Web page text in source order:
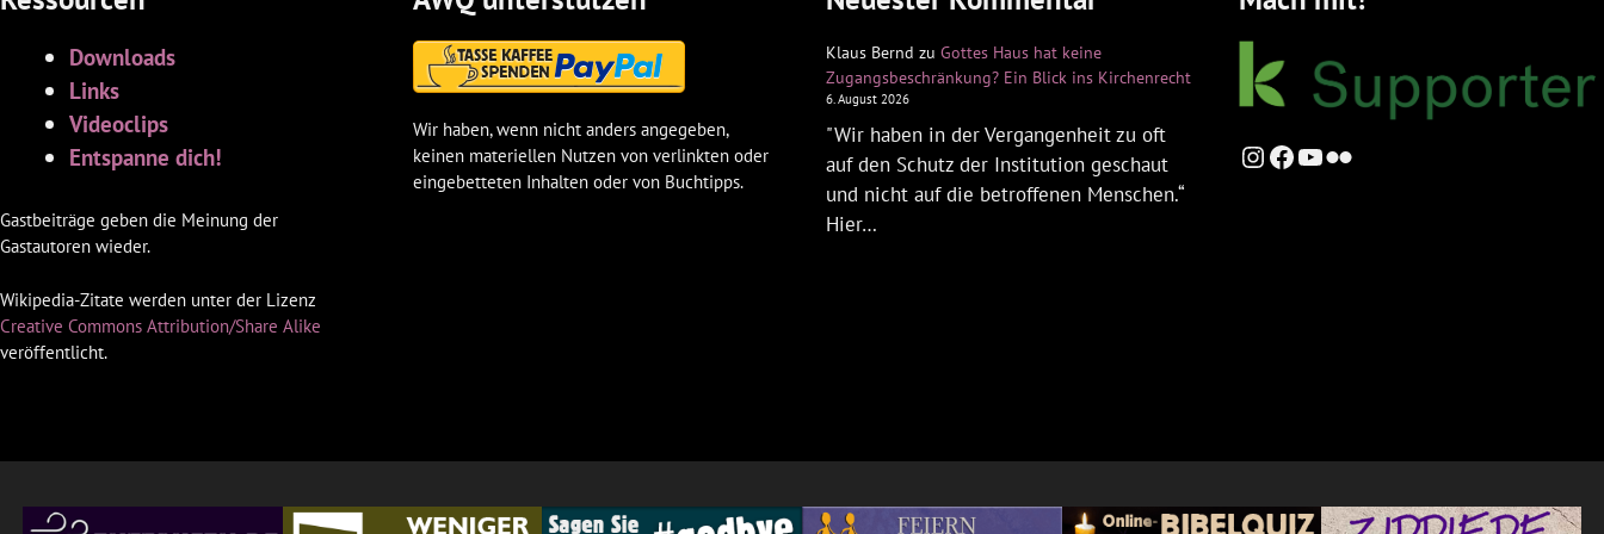
Downloads
Links
Videoclips
Entspanne dich!
Gastbeiträge geben die Meinung der
Gastautoren wieder.
Wikipedia-Zitate werden unter der Lizenz
Creative Commons Attribution/Share Alike
veröffentlicht.
Wir haben, wenn nicht anders angegeben,
keinen materiellen Nutzen von verlinkten oder
eingebetteten Inhalten oder von Buchtipps.
Klaus Bernd zu Gottes Haus hat keine
Zugangsbeschränkung? Ein Blick ins Kirchenrecht
6. August 2026
"Wir haben in der Vergangenheit zu oft
auf den Schutz der Institution geschaut
und nicht auf die betroffenen Menschen.“
Hier…
Instagram
Facebook
YouTube
Flickr